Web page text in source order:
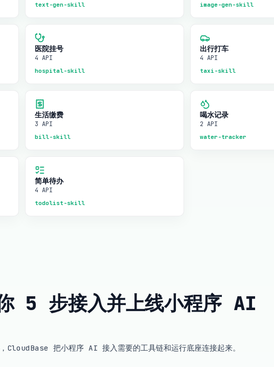
text-gen-skill image-gen-skill
医院挂号
4 API
hospital-skill
出行打车
4 API
taxi-skill
生活缴费
3 API
bill-skill
喝水记录
2 API
water-tracker
简单待办
4 API
todolist-skill
5 步接入并上线小程序 AI
把小程序 AI 接入需要的工具链和运行底座连接起来。